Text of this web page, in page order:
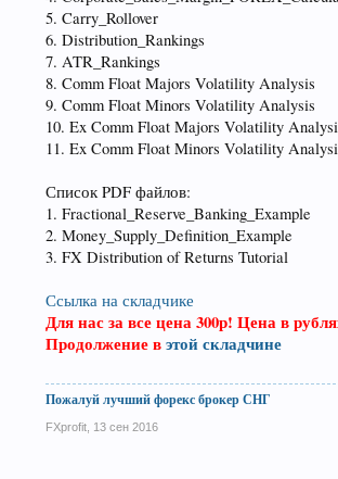
5. Carry_Rollover
6. Distribution_Rankings
7. ATR_Rankings
8. Comm Float Majors Volatility Analysis
9. Comm Float Minors Volatility Analysis
10. Ex Comm Float Majors Volatility
11. Ex Comm Float Minors Volatility
Список PDF файлов:
1. Fractional_Reserve_Banking_Example
2. Money_Supply_Definition_Example
3. FX Distribution of Returns Tutorial
Ссылка на складчике
Для нас за все цена 300р! Цена в
Продолжение вэтой складчине
Пожалуй лучший форекс брокер СНГ
FXprofit 13 сен 2016